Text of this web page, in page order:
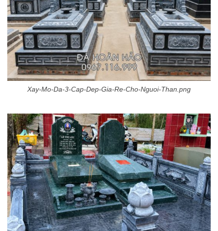
Xay-Mo-Da-3-Cap-Dep-Gia-Re-Cho-Nguoi-Than.png